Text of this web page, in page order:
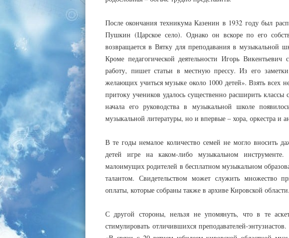
После окончания техникума Казенин в 1932 году был
Пушкин (Царское село). Однако он вскоре по его
возвращается в Вятку для преподавания в музыкальной
Кроме педагогической деятельности Игорь Викентьевич
работу, пишет статьи в местную прессу. Из его
желающих учиться музыке около 1000 детей». Взять всех
притоку учеников удалось существенно расширить
начала его руководства в музыкальной школе
музыкальной литературы, но и впервые – хора, оркестра и
В те годы немалое количество семей не могло вносить
детей игре на каком-либо музыкальном инструменте.
малоимущих родителей в бесплатном музыкальном
талантом. Свидетельством может служить множество
оплаты, которые собраны также в архиве Кировской области.
С другой стороны, нельзя не упомянуть, что в те
стимулировать отличившихся преподавателей-